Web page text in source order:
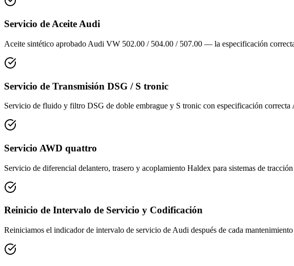
Servicio de Aceite Audi
Aceite sintético aprobado Audi VW 502.00 / 504.00 / 507.00 — la especificación
Servicio de Transmisión DSG / S tronic
Servicio de fluido y filtro DSG de doble embrague y S tronic con especificación
Servicio AWD quattro
Servicio de diferencial delantero, trasero y acoplamiento Haldex para sistemas de
Reinicio de Intervalo de Servicio y Codificación
Reiniciamos el indicador de intervalo de servicio de Audi después de cada